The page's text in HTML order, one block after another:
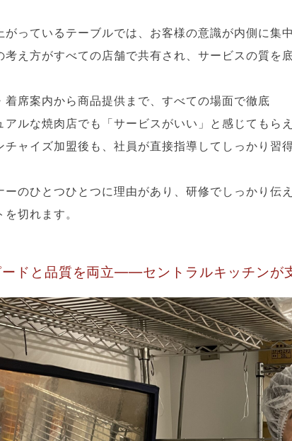
がっているテーブルでは、お客様の意識が内側に集
え方がすべての店舗で共有され、サービスの質を底
着席案内から商品提供まで、すべての場面で徹底
アルな焼肉店でも「サービスがいい」と感じてもら
チャイズ加盟後も、社員が直接指導してしっかり習
ーのひとつひとつに理由があり、研修でしっかり伝
を切れます。
ードと品質を両立——セントラルキッチンが